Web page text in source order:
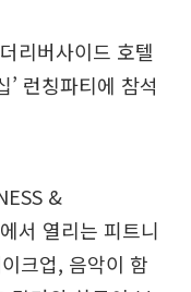
리버사이드 호텔
’ 런칭파티에 참석
&
서 열리는 피트니
크업, 음악이 함